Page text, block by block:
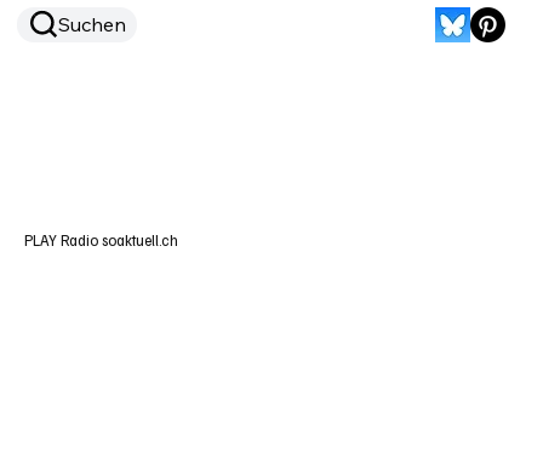
Suchen
PLAY Radio soaktuell.ch